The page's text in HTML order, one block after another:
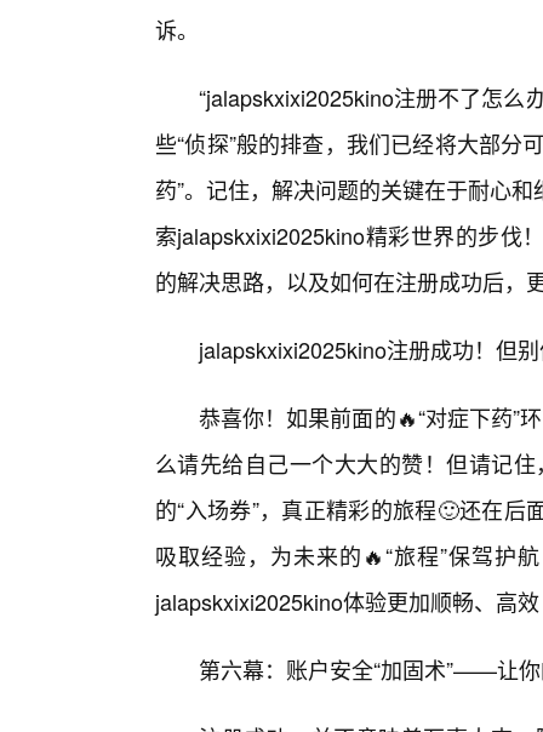
诉。
“jalapskxixi2025kino注册不了怎么
些“侦探”般的排查，我们已经将大部分
药”。记住，解决问题的关键在于耐心
索jalapskxixi2025kino精彩世界的步伐
的解决思路，以及如何在注册成功后，
jalapskxixi2025kino注册成功！但
恭喜你！如果前面的🔥“对症下药”
么请先给自己一个大大的赞！但请记
的“入场券”，真正精彩的旅程🙂还在
吸取经验，为未来的🔥“旅程”保驾护
jalapskxixi2025kino体验更加顺畅、高
第六幕：账户安全“加固术”——让